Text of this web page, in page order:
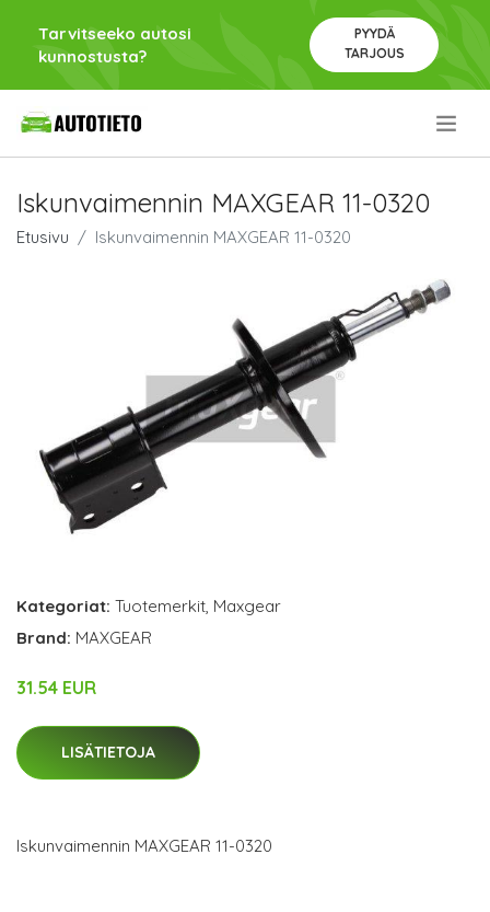
Tarvitseeko autosi
kunnostusta?
PYYDÄ
TARJOUS
Iskunvaimennin MAXGEAR 11-0320
Etusivu Iskunvaimennin MAXGEAR 11-0320
Kategoriat: Tuotemerkit, Maxgear
Brand: MAXGEAR
31.54 EUR
LISÄTIETOJA
Iskunvaimennin MAXGEAR 11-0320